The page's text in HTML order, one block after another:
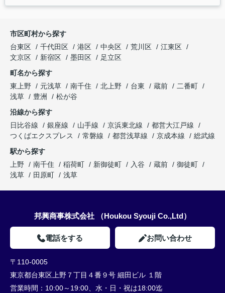
市区町村から探す
台東区
千代田区 港区 中央区 荒川区
江東区
文京区
新宿区 墨田区
足立区
町名から探す
東上野
元浅草 南千住 北上野 台東 蔵前
二番町
浅草
豊洲
松が谷
沿線から探す
日比谷線
銀座線 山手線 京浜東北線
都営大江戸線
つくばエクスプレス
常磐線 都営浅草線 京成本線
総武線
駅から探す
上野
南千住 稲荷町 新御徒町 入谷 蔵前
御徒町
浅草
田原町 浅草
邦興商事株式会社 （Houkou Syouji Co.,Ltd）
電話をする お問い合わせ
〒110-0005
東京都台東区上野７丁目４番９号 細田ビル １階
営業時間： 10:00～19:00、水・日・祝は18:00迄